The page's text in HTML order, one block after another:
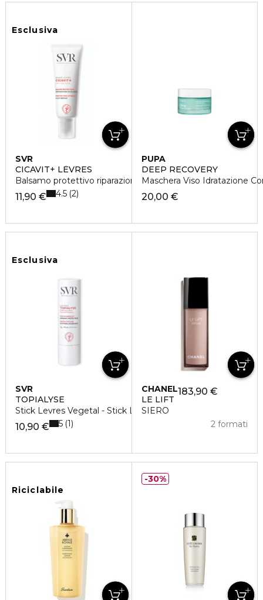
Esclusiva
SVR
CICAVIT+ LÈVRES
Balsamo protettivo riparazione accelerata
11,90 € 4.5 2
PUPA
DEEP RECOVERY
Maschera Viso Idratazione
20,00 €
Esclusiva
SVR
TOPIALYSE
Stick Levres Vegetal - Stick Labbra
10,90 € 5 1
CHANEL
LE LIFT
SIERO
183,90 €
2 formati
Riciclabile
30%